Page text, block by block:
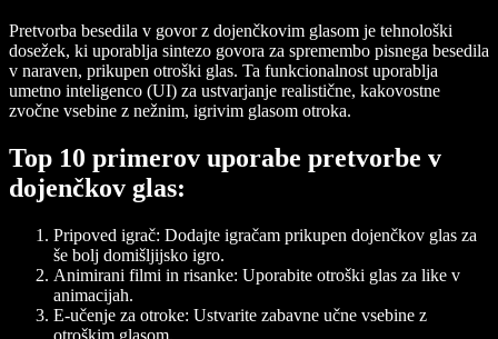
Pretvorba besedila v govor z dojenčkovim glasom je tehnološki
dosežek, ki uporablja sintezo govora za spremembo pisnega besedila
v naraven, prikupen otroški glas. Ta funkcionalnost uporablja
umetno inteligenco (UI) za ustvarjanje realistične, kakovostne
zvočne vsebine z nežnim, igrivim glasom otroka.
Top 10 primerov uporabe pretvorbe v
dojenčkov glas:
Pripoved igrač: Dodajte igračam prikupen dojenčkov glas za
še bolj domišljijsko igro.
Animirani filmi in risanke: Uporabite otroški glas za like v
animacijah.
E-učenje za otroke: Ustvarite zabavne učne vsebine z